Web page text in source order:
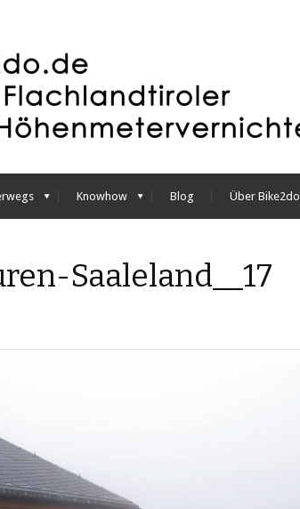
Knowhow Blog Über Bike2do
Saaleland__17